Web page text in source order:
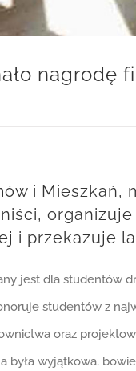
i Mieszkań,
i przekazuje
jest dla studentów
studentów z
oraz
była wyjątkowa,